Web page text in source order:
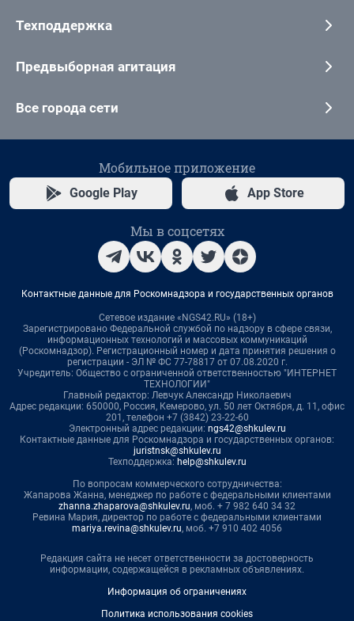
Техподдержка
Предвыборная агитация
Все города сети
Мобильное приложение
Google Play App Store
Мы в соцсетях
Контактные данные для Роскомнадзора и государственных органов
Сетевое издание «NGS42.RU» (18+)
Зарегистрировано Федеральной службой по надзору в сфере связи,
информационных технологий и массовых коммуникаций
(Роскомнадзор). Регистрационный номер и дата принятия решения о
регистрации - ЭЛ № ФС 77-78817 от 07.08.2020 г.
Учредитель: Общество с ограниченной ответственностью "ИНТЕРНЕТ
ТЕХНОЛОГИИ"
Главный редактор: Левчук Александр Николаевич
Адрес редакции: 650000, Россия, Кемерово, ул. 50 лет Октября, д. 11, офис
201, телефон +7 (3842) 23-22-60
Электронный адрес редакции: ngs42@shkulev.ru
Контактные данные для Роскомнадзора и государственных органов:
juristnsk@shkulev.ru
Техподдержка: help@shkulev.ru
По вопросам коммерческого сотрудничества:
Жапарова Жанна, менеджер по работе с федеральными клиентами
zhanna.zhaparova@shkulev.ru, моб. + 7 982 640 34 32
Ревина Мария, директор по работе с федеральными клиентами
mariya.revina@shkulev.ru, моб. +7 910 402 4056
Редакция сайта не несет ответственности за достоверность
информации, содержащейся в рекламных объявлениях.
Информация об ограничениях
Политика использования cookies